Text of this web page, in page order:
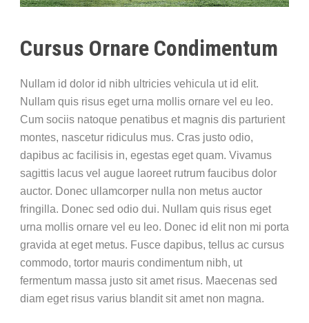
Cursus Ornare Condimentum
Nullam id dolor id nibh ultricies vehicula ut id elit.
Nullam quis risus eget urna mollis ornare vel eu leo.
Cum sociis natoque penatibus et magnis dis parturient
montes, nascetur ridiculus mus. Cras justo odio,
dapibus ac facilisis in, egestas eget quam. Vivamus
sagittis lacus vel augue laoreet rutrum faucibus dolor
auctor. Donec ullamcorper nulla non metus auctor
fringilla. Donec sed odio dui. Nullam quis risus eget
urna mollis ornare vel eu leo. Donec id elit non mi porta
gravida at eget metus. Fusce dapibus, tellus ac cursus
commodo, tortor mauris condimentum nibh, ut
fermentum massa justo sit amet risus. Maecenas sed
diam eget risus varius blandit sit amet non magna.